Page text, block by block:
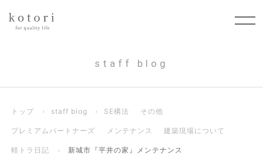
staff blog
トップ › staff blog › SE構法 その他
プレミアムパートナーズ メンテナンス 建築現場について
軽トラ日記 › 新城市『平井の家』メンテナンス